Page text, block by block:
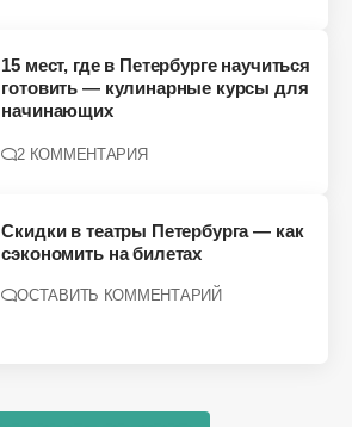
15 мест, где в Петербурге научиться
готовить — кулинарные курсы для
начинающих
2 КОММЕНТАРИЯ
Скидки в театры Петербурга — как
сэкономить на билетах
ОСТАВИТЬ КОММЕНТАРИЙ